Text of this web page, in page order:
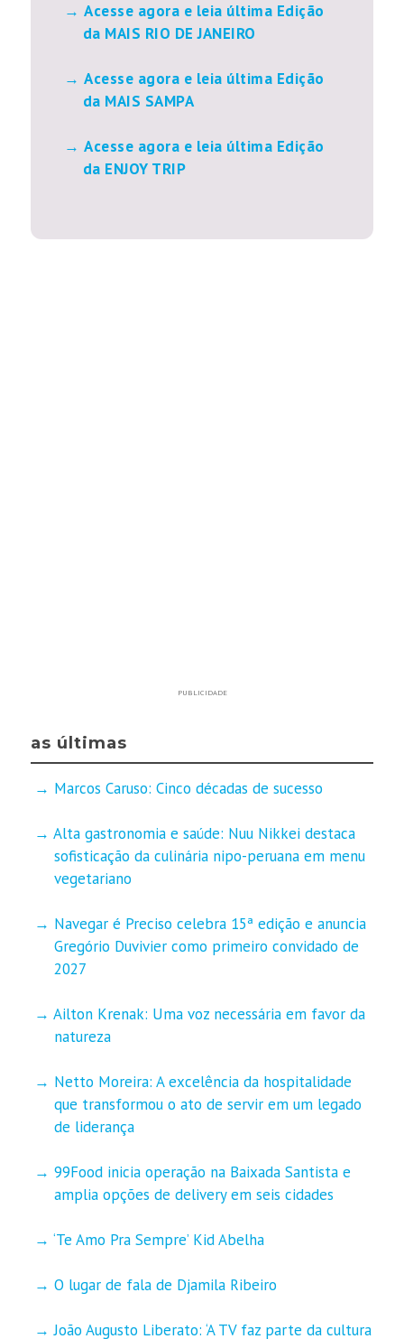
Acesse agora e leia última Edição
da MAIS RIO DE JANEIRO
Acesse agora e leia última Edição
da MAIS SAMPA
Acesse agora e leia última Edição
da ENJOY TRIP
PUBLICIDADE
as últimas
Marcos Caruso: Cinco décadas de sucesso
Alta gastronomia e saúde: Nuu Nikkei destaca
sofisticação da culinária nipo-peruana em menu
vegetariano
Navegar é Preciso celebra 15ª edição e anuncia
Gregório Duvivier como primeiro convidado de
2027
Ailton Krenak: Uma voz necessária em favor da
natureza
Netto Moreira: A excelência da hospitalidade
que transformou o ato de servir em um legado
de liderança
99Food inicia operação na Baixada Santista e
amplia opções de delivery em seis cidades
‘Te Amo Pra Sempre’ Kid Abelha
O lugar de fala de Djamila Ribeiro
João Augusto Liberato: ‘A TV faz parte da cultura